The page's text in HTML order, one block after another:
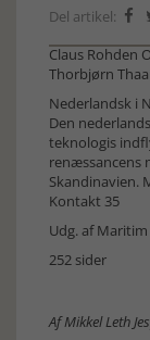
Del artikel: 
Claus Rohden
Thorbjørn
Nederlandsk i
Den
teknologis
renæssancens
Skandinavien.
Kontakt 35
Udg. af
252 sider
Af Mikkel Leth